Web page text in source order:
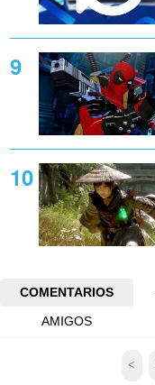
COMENTARIOS
AMIGOS
<